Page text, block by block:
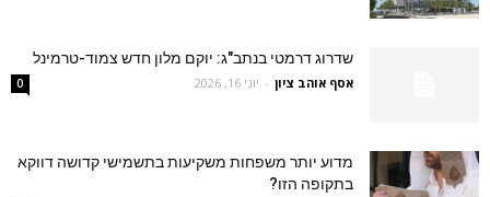
שדרוג דרמטי בנתב"ג: יוקם מלון חדש צמוד-טרמינל
אסף אוהב ציון - יוני 16, 2026 0
מדוע יותר משפחות משקיעות בתשמישי קדושה דווקא
בתקופה הזו?